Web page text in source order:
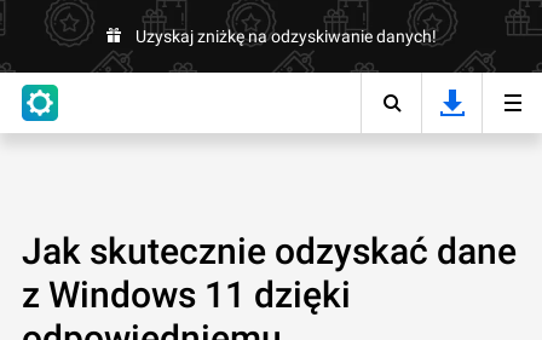
Uzyskaj zniżkę na odzyskiwanie danych!
Jak skutecznie odzyskać dane
z Windows 11 dzięki